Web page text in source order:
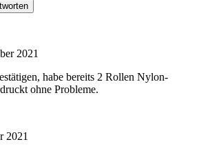
2021
habe bereits 2 Rollen Nylon-
ohne Probleme.
2021